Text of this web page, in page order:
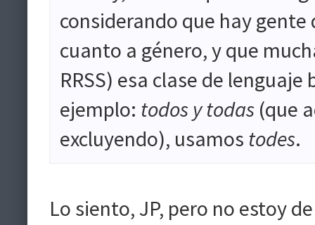
considerando que hay
cuanto a género, y que
RRSS) esa clase de
ejemplo: todos y todas (que
excluyendo), usamos todes.
Lo siento, JP, pero no estoy